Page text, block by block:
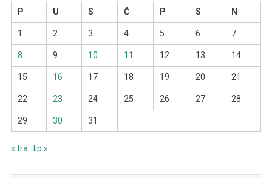
P U S Č P S N
1 2 3 4 5 6 7
8 9 10 11 12 13 14
15 16 17 18 19 20 21
22 23 24 25 26 27 28
29 30 31
« tra lip »